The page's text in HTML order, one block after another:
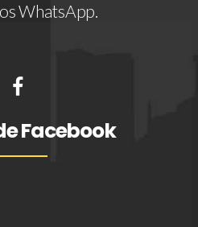
WhatsApp.
Facebook